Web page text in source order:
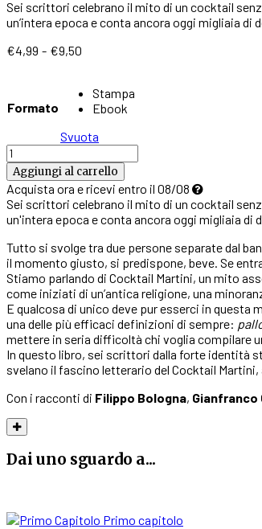
Sei scrittori celebrano il mito di un cocktail
un’intera epoca e conta ancora oggi migliaia di
€4,99 - €9,50
da
€4,99
€9,50
Formato
Stampa
Ebook
Svuota
Martini
Eden
quantità
Aggiungi al carrello
Acquista ora e ricevi entro il 08/08
Sei scrittori celebrano il mito di un cocktail
un'intera epoca e conta ancora oggi migliaia di
Tutto si svolge tra due persone separate dal
il momento giusto, si predispone, beve. Se
Stiamo parlando di Cocktail Martini, un mito
come iniziati di un’antica religione, una
E qualcosa di unico deve pur esserci in questa
una delle più efficaci definizioni di sempre:
mettere in seria difficoltà chi voglia compilare
In questo libro, sei scrittori dalla forte identità
svelano il fascino letterario del Cocktail
Con i racconti di Filippo Bologna, Gianfranco
Dai uno sguardo a...
Primo capitolo